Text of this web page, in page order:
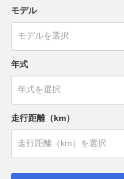
モデル
年式
走行距離（km）